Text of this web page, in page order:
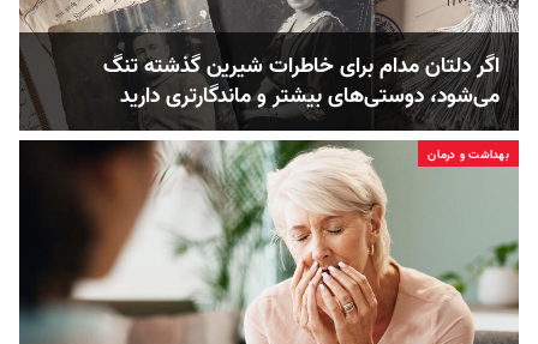
اگر دلتان مدام برای خاطرات شیرین گذشته تنگ
می‌شود، دوستی‌های بیشتر و ماندگارتری دارید
بهداشت و درمان